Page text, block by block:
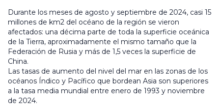
Durante los meses de agosto y septiembre de 2024, casi 15
millones de km2 del océano de la región se vieron
afectados: una décima parte de toda la superficie oceánica
de la Tierra, aproximadamente el mismo tamaño que la
Federación de Rusia y más de 1,5 veces la superficie de
China.
Las tasas de aumento del nivel del mar en las zonas de los
océanos Índico y Pacífico que bordean Asia son superiores
a la tasa media mundial entre enero de 1993 y noviembre
de 2024.